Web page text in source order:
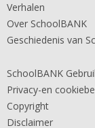
Verhalen
Over SchoolBANK
Geschiedenis van
SchoolBANK
Privacy-en
Copyright
Disclaimer